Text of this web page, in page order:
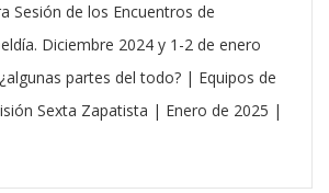
Sesión de los Encuentros de
Diciembre 2024 y 1-2 de enero
partes del todo? | Equipos de
Sexta Zapatista | Enero de 2025 |